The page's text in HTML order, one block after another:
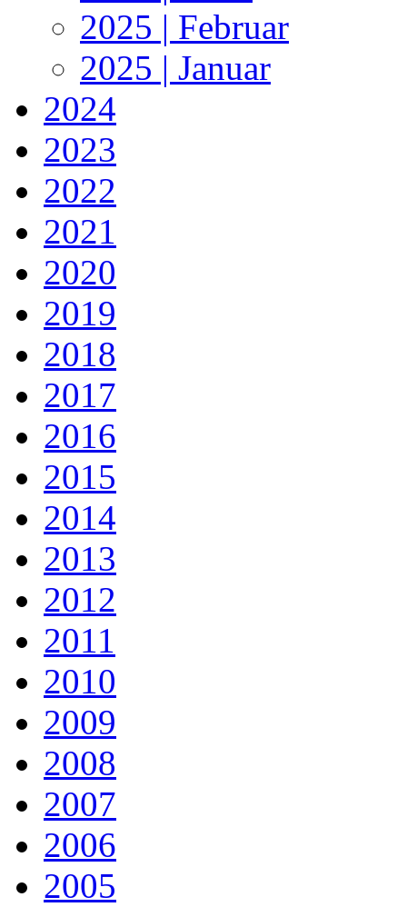
2025 | Februar
2025 | Januar
2024
2023
2022
2021
2020
2019
2018
2017
2016
2015
2014
2013
2012
2011
2010
2009
2008
2007
2006
2005